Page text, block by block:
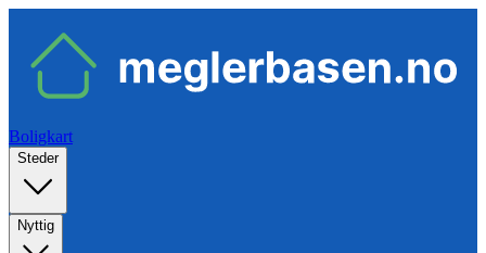
Boligkart
Steder
Nyttig